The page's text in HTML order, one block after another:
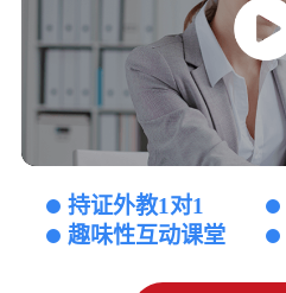
持证外教1对1
趣味性互动课堂